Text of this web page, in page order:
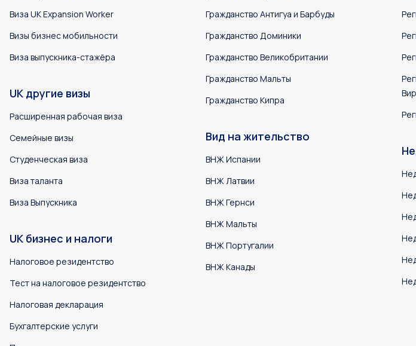
Виза UK Expansion Worker
Визы бизнес мобильности
Виза выпускника-стажёра
UK другие визы
Расширенная рабочая виза
Семейные визы
Студенческая виза
Виза таланта
Виза Выпускника
UK бизнес и налоги
Налоговое резидентство
Тест на налоговое резидентство
Налоговая декларация
Бухгалтерские услуги
Гражданство Антигуа и Барбуды
Гражданство Доминики
Гражданство Великобритании
Гражданство Мальты
Гражданство Кипра
Вид на жительство
ВНЖ Испании
ВНЖ Латвии
ВНЖ Гернси
ВНЖ Мальты
ВНЖ Португалии
ВНЖ Канады